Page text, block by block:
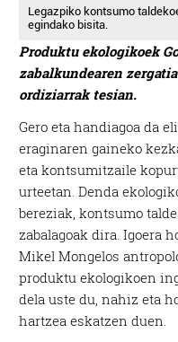
Legazpiko kontsumo
egindako bisita.
Produktu ekologikoek
zabalkundearen
ordiziarrak tesian.
Gero eta handiagoa da
eraginaren gaineko
eta kontsumitzaile
urteetan. Denda
bereziak, kontsumo
zabalagoak dira. Igoera
Mikel Mongelos
produktu ekologikoen
dela uste du, nahiz eta
hartzea eskatzen duen.